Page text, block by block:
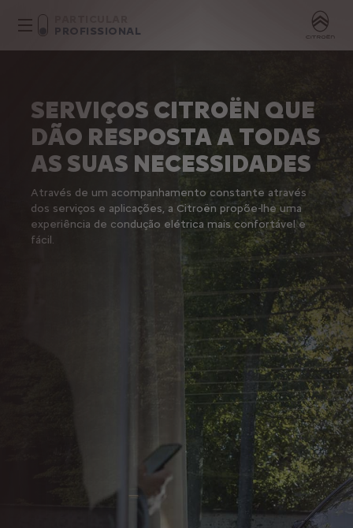
PROFISSIONAL
SERVIÇOS CITROËN QUE
DÃO RESPOSTA A TODAS
AS SUAS NECESSIDADES
Através de um acompanhamento constante através
dos serviços e aplicações, a Citroën propõe-lhe uma
experiência de condução elétrica mais confortável e
fácil.